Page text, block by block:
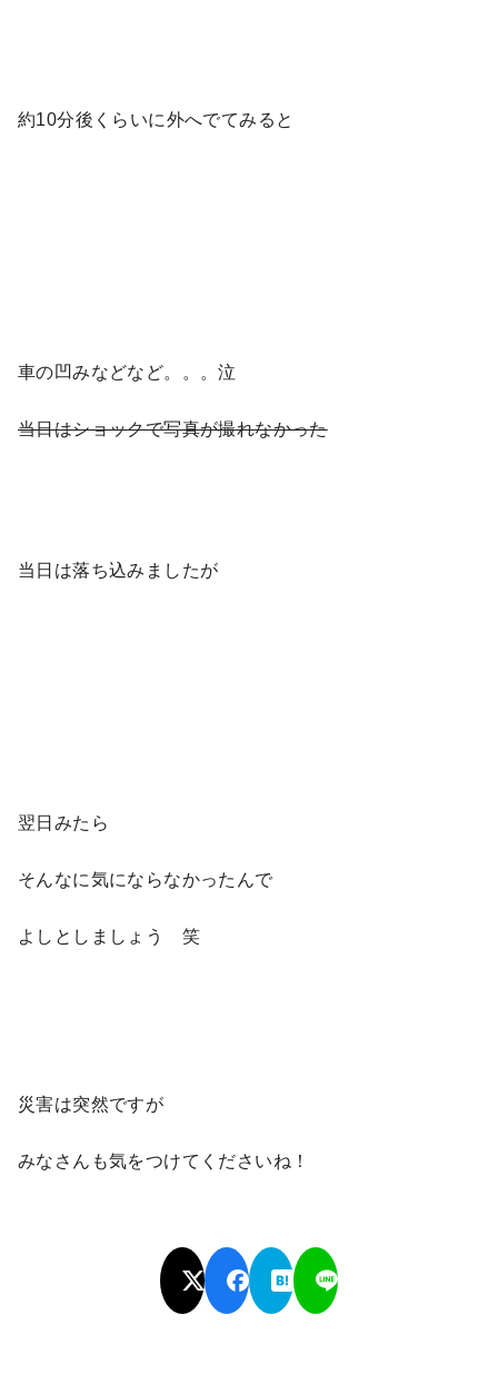
約10分後くらいに外へでてみると
車の凹みなどなど。。。泣
当日はショックで写真が撮れなかった
当日は落ち込みましたが
翌日みたら
そんなに気にならなかったんで
よしとしましょう 笑
災害は突然ですが
みなさんも気をつけてくださいね！